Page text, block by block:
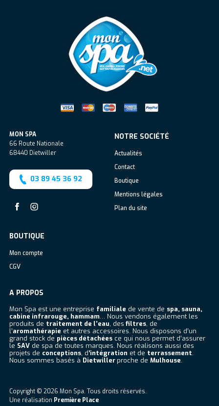
MON SPA
66 Route Nationale
68440 Dietwiller
03 89 45 36 92
NOTRE SOCIÉTÉ
Actualités
Contact
Boutique
Mentions légales
Plan du site
BOUTIQUE
Mon compte
CGV
A PROPOS
Mon Spa est une entreprise familiale de vente de spa, sauna,
cabine infrarouge, hammam… Nous vendons également les
produits de traitement de l’eau, des filtres, de
l’aromathérapie et autres accessoires. Nous disposons d’un
grand stock de pièces détachéesce qui nous permet d’assurer
le SAVde spa de toutes marques. Nous réalisons aussi des
projets de conceptions, d‘intégration et de terrassement.
Nous sommes basés à Dietwillerproche de Mulhouse.
Copyright © 2026 Mon Spa. Tous droits réservés.
Une réalisation Première Place